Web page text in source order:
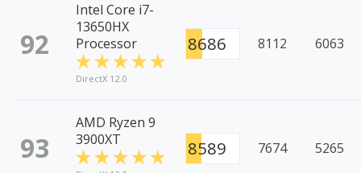
92
Intel Core i7-
13650HX
Processor
DirectX 12.0
8686 8112 6063
93
AMD Ryzen 9
3900XT
8589 7674 5265